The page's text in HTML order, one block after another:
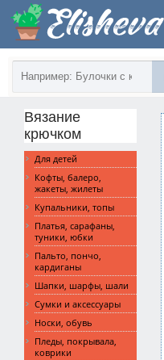
Вязание
крючком
Для детей
Кофты, балеро,
жакеты, жилеты
Купальники, топы
Платья, сарафаны,
туники, юбки
Пальто, пончо,
кардиганы
Шапки, шарфы, шали
Сумки и аксессуары
Носки, обувь
Пледы, покрывала,
коврики